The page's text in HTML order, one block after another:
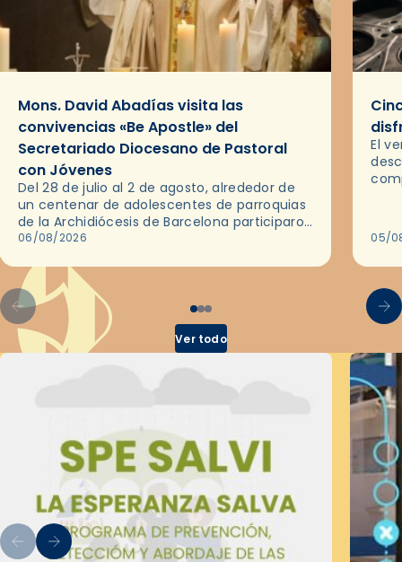
Mons. David Abadías visita las
convivencias «Be Apostle» del
Secretariado Diocesano de Pastoral
con Jóvenes
Del 28 de julio al 2 de agosto, alrededor de
un centenar de adolescentes de parroquias
de la Archidiócesis de Barcelona participaron
en las convivencias Be Apostle, organizadas
06/08/2026
El
05/
Ver todo